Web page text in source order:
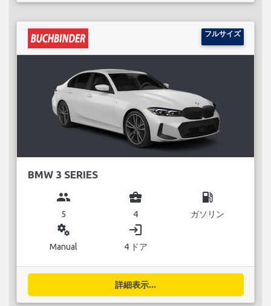
フルサイズ
BMW 3 SERIES
group
5
business_center
4
local_gas_station
ガソリン
miscellaneous_services
Manual
login
4 ドア
詳細表示...